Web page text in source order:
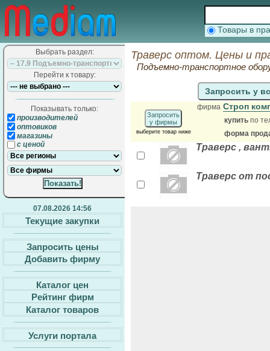
Товары в
Выбрать раздел:
Перейти к товару:
Показывать только:
производителей
оптовиков
магазины
с ценой
07.08.2026 14:56
Текущие закупки
Запросить цены
Добавить фирму
Каталог цен
Рейтинг фирм
Каталог товаров
Услуги портала
Траверс оптом. Цены и
Подъемно-транспортное
Запросить у
Запросить
у фирмы
выберите товар ниже
фирма Строп
купить по
форма
Траверс ,
Траверс от